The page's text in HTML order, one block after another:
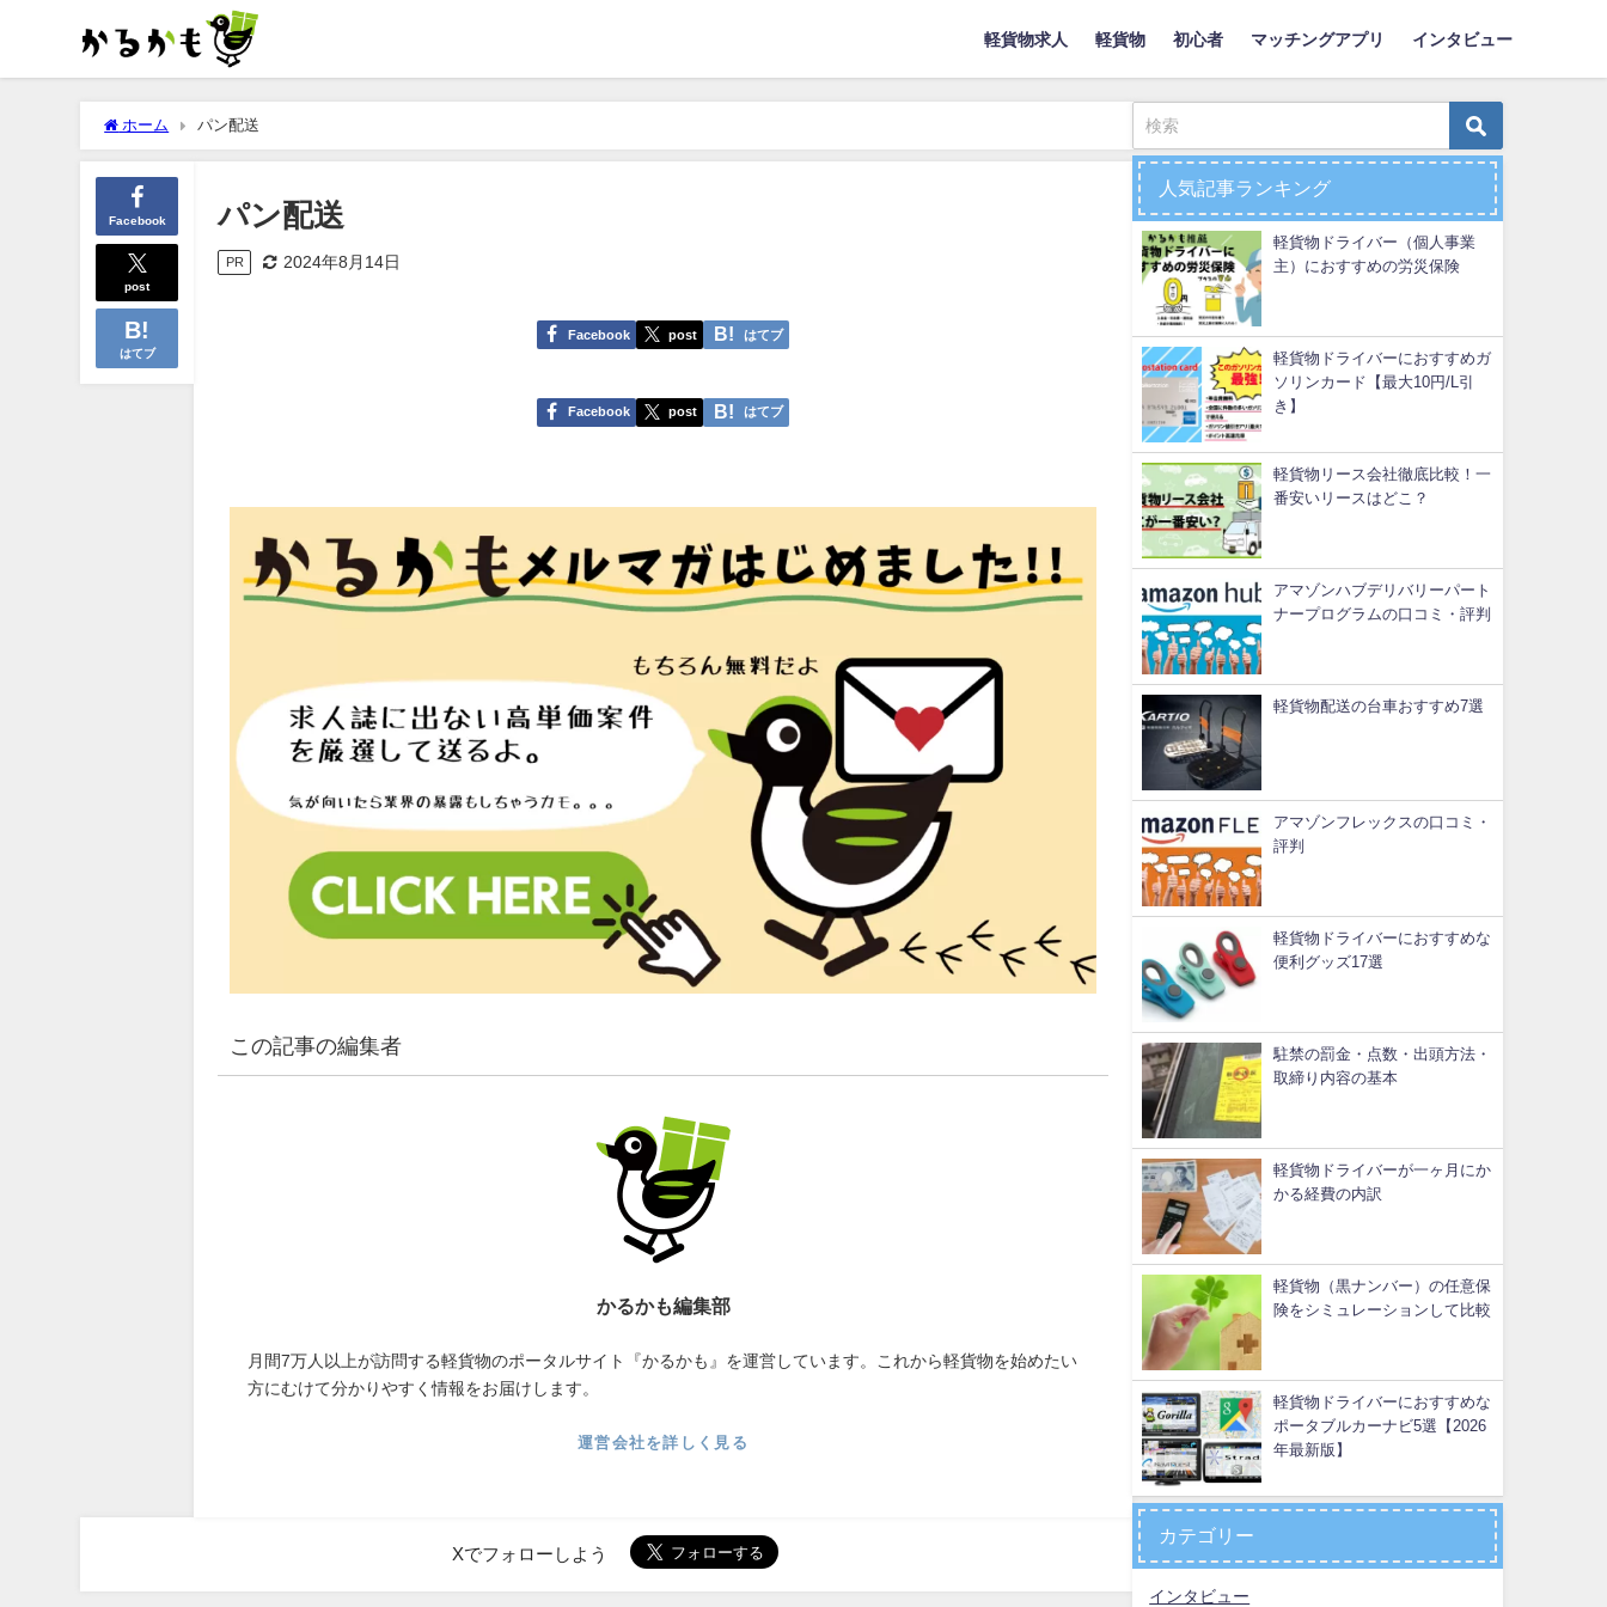
軽貨物求人 軽貨物 初心者 マッチングアプリ インタビュー
ホーム パン配送
Facebook
post
はてブ
パン配送
PR 2024年8月14日
Facebook post はてブ
Facebook post はてブ
この記事の編集者
かるかも編集部
月間7万人以上が訪問する軽貨物のポータルサイト『かるかも』を運営しています。これから軽貨物を始めたい
方にむけて分かりやすく情報をお届けします。
運営会社を詳しく見る
Xでフォローしよう
人気記事ランキング
軽貨物ドライバー（個人事業
主）におすすめの労災保険
軽貨物ドライバーにおすすめガ
ソリンカード【最大10円/L引
き】
軽貨物リース会社徹底比較！一
番安いリースはどこ？
アマゾンハブデリバリーパート
ナープログラムの口コミ・評判
軽貨物配送の台車おすすめ7選
アマゾンフレックスの口コミ・
評判
軽貨物ドライバーにおすすめな
便利グッズ17選
駐禁の罰金・点数・出頭方法・
取締り内容の基本
軽貨物ドライバーが一ヶ月にか
かる経費の内訳
軽貨物（黒ナンバー）の任意保
険をシミュレーションして比較
軽貨物ドライバーにおすすめな
ポータブルカーナビ5選【2026
年最新版】
カテゴリー
インタビュー